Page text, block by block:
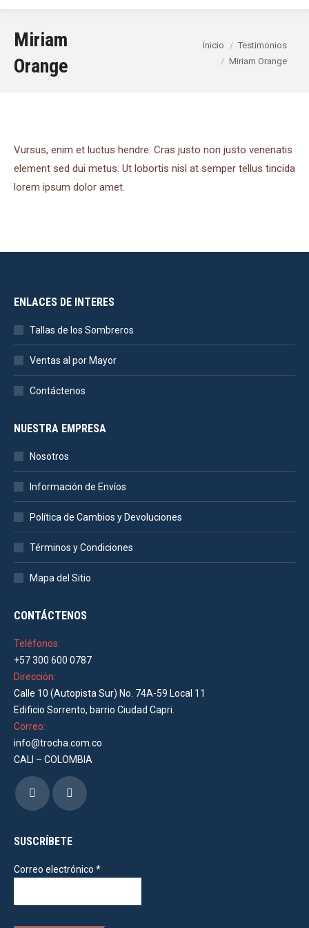
Miriam
Orange
Inicio
Testimonios
Miriam Orange
Vursus, enim et luctus hendre. Cras justo non justo venenatis
element sed dui metus. Ut lobortis nisl at semper tellus tincida
lorem ipsum dolor amet.
ENLACES DE INTERES
Tallas de los Sombreros
Ventas al por Mayor
Contáctenos
NUESTRA EMPRESA
Nosotros
Información de Envíos
Política de Cambios y Devoluciones
Términos y Condiciones
Mapa del Sitio
CONTÁCTENOS
Teléfonos:
+57 300 600 0787
Dirección:
Calle 10 (Autopista Sur) No. 74A-59 Local 11
Edificio Sorrento, barrio Ciudad Capri.
Correo:
info@trocha.com.co
CALI – COLOMBIA
Encuéntranos en:
Facebook
opens
new
Instagram
opens
new
SUSCRÍBETE
Correo electrónico *